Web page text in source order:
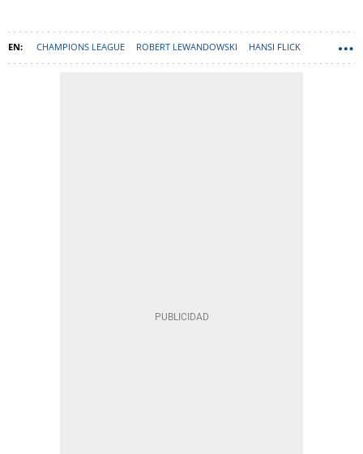
CHAMPIONS LEAGUE ROBERT LEWANDOWSKI HANSI FLICK